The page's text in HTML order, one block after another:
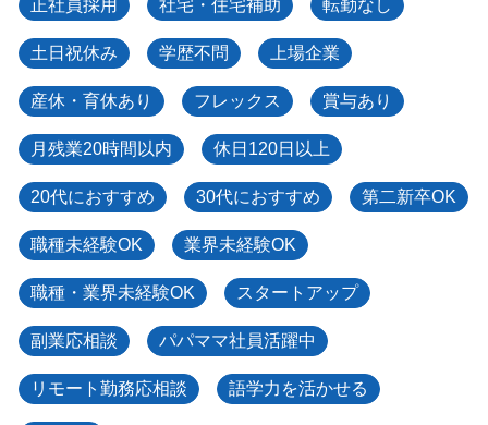
正社員採用 社宅・住宅補助 転勤なし
土日祝休み 学歴不問 上場企業
産休・育休あり フレックス 賞与あり
月残業20時間以内 休日120日以上
20代におすすめ 30代におすすめ 第二新卒OK
職種未経験OK 業界未経験OK
職種・業界未経験OK スタートアップ
副業応相談 パパママ社員活躍中
リモート勤務応相談 語学力を活かせる